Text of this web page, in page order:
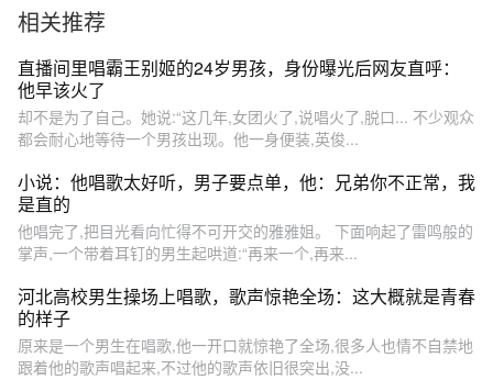
相关推荐
直播间里唱霸王别姬的24岁男孩，身份曝光后网友直呼：
他早该火了
却不是为了自己。她说:“这几年,女团火了,说唱火了,脱口... 不少观众
都会耐心地等待一个男孩出现。他一身便装,英俊...
小说：他唱歌太好听，男子要点单，他：兄弟你不正常，我
是直的
他唱完了,把目光看向忙得不可开交的雅雅姐。 下面响起了雷鸣般的
掌声,一个带着耳钉的男生起哄道:“再来一个,再来...
河北高校男生操场上唱歌，歌声惊艳全场：这大概就是青春
的样子
原来是一个男生在唱歌,他一开口就惊艳了全场,很多人也情不自禁地
跟着他的歌声唱起来,不过他的歌声依旧很突出,没...